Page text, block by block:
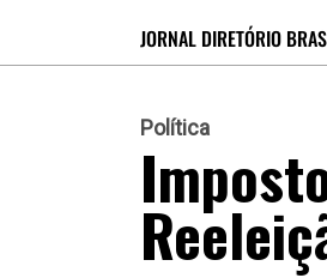
JORNAL DIRETÓRIO
Política